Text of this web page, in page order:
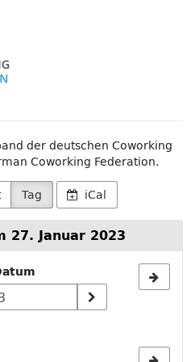
der deutschen Coworking
Coworking Federation.
Tag iCal
27. Januar 2023